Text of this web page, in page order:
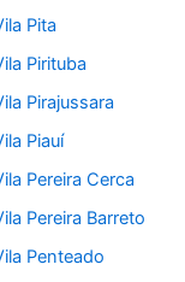
Pita
Pirituba
Pirajussara
Piauí
Pereira Cerca
Pereira Barreto
Penteado